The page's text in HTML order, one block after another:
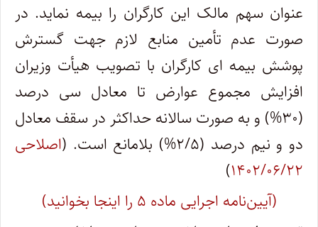
عنوان سهم مالک این کارگران را بیمه نماید. در
صورت عدم تأمین منابع لازم جهت گسترش
پوشش بیمه ای کارگران با تصویب هیأت وزیران
افزایش مجموع عوارض تا معادل سی درصد
(۳۰%) و به صورت سالانه حداکثر در سقف معادل
دو و نیم درصد (۲/۵%) بلامانع است. (
اصلاحی
۱۴۰۲/۰۶/۲۲)
(آیین‌نامه اجرایی ماده ۵ را اینجا بخوانید)